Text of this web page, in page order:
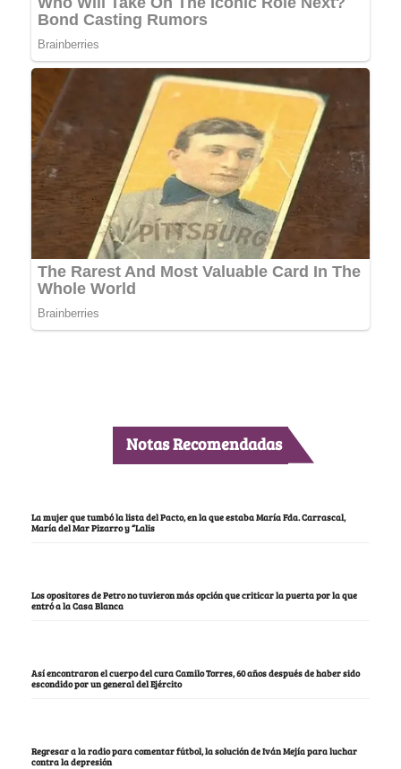
Notas Recomendadas
La mujer que tumbó la lista del Pacto, en la que estaba María Fda. Carrascal,
María del Mar Pizarro y “Lalis
Los opositores de Petro no tuvieron más opción que criticar la puerta por la que
entró a la Casa Blanca
Así encontraron el cuerpo del cura Camilo Torres, 60 años después de haber sido
escondido por un general del Ejército
Regresar a la radio para comentar fútbol, la solución de Iván Mejía para luchar
contra la depresión